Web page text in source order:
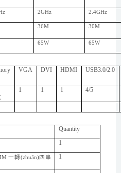
2GHz 2.4GHz
36M 30M
65W 65W
VGA DVI HDMI USB3.0/2.0
1 1 1 4/5
Quantity
1
一轉(zhuǎn)四串
1